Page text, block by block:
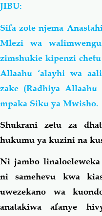
JIBU:
Sifa zote njema
Mlezi wa
zimshukie kipenzi
Allaahu ‘alayhi wa
zake (Radhiya Allaahu
mpaka Siku ya Mwisho.
Shukrani zetu za
hukumu ya kuzini na
Ni jambo
ni samehevu kwa
uwezekano wa
anatakiwa afanye